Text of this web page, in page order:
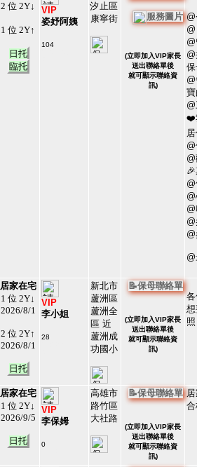
2 位 2Y↓
1 位 2Y↑
日托
臨托
VIP
姿妤阿姨
104
汐止區
康寧街
服務圖片
(立即加入VIP家長
送出聯絡單後
就可顯示聯絡資
訊)
❤️
居家在宅
1 位 2Y↓
2026/8/1
2 位 2Y↑
2026/8/1
日托
VIP
李小姐
28
新北市
蘆洲區
蘆洲全
區 近
蘆洲成
功國小
📝保母聯絡單
(立即加入VIP家長
送出聯絡單後
就可顯示聯絡資
訊)
居家在宅
1 位 2Y↓
2026/9/5
日托
VIP
李保姆
0
高雄市
路竹區
大社路
📝保母聯絡單
(立即加入VIP家長
送出聯絡單後
就可顯示聯絡資
訊)